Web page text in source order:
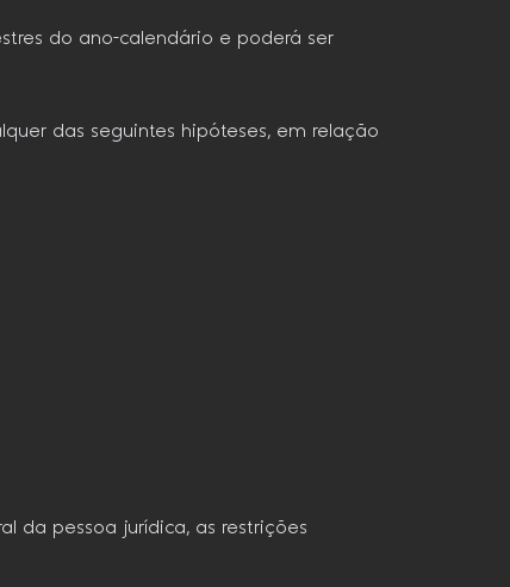
do ano-calendário e poderá ser
das seguintes hipóteses, em relação
da pessoa jurídica, as restrições